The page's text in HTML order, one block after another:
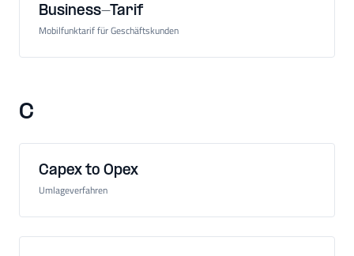
Business-Tarif
Mobilfunktarif für Geschäftskunden
C
Capex to Opex
Umlageverfahren